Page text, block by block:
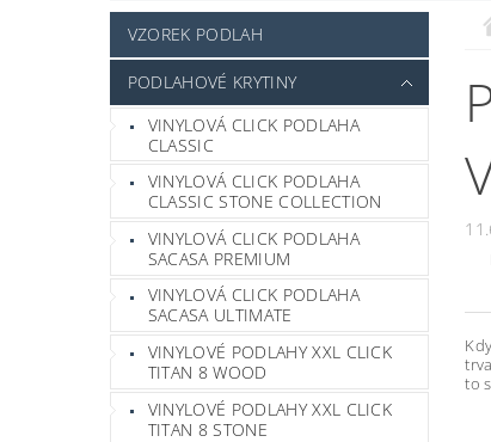
NÁŘADÍ WOLFCRAFT
HLINÍKOVÉ PERGOLY
BYTOVÉ
POKYNY K INSTALACI
BLOG
VZOREK PODLAH
PODLAHOVÉ KRYTINY
VINYLOVÁ CLICK PODLAHA
CLASSIC
VINYLOVÁ CLICK PODLAHA
CLASSIC STONE COLLECTION
VINYLOVÁ CLICK PODLAHA
SACASA PREMIUM
VINYLOVÁ CLICK PODLAHA
SACASA ULTIMATE
VINYLOVÉ PODLAHY XXL CLICK
TITAN 8 WOOD
VINYLOVÉ PODLAHY XXL CLICK
TITAN 8 STONE
to